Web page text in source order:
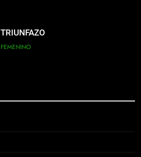
TRIUNFAZO
FEMENINO
BIENVENIDO SUBIABRE